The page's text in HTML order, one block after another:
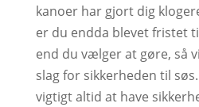
kanoer har gjort dig
er du endda blevet fristet
end du vælger at gøre, så
slag for sikkerheden til
vigtigt altid at have